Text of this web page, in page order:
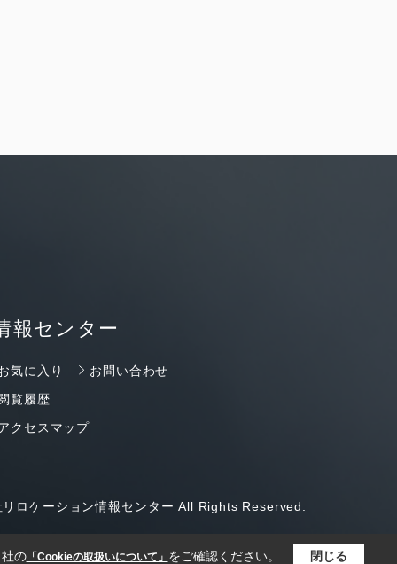
報センター
気に入り
覧履歴
クセスマップ
お問い合わせ
ロケーション情報センター All Rights Reserved.
の「Cookieの取扱いについて」 をご確認ください。 閉じる